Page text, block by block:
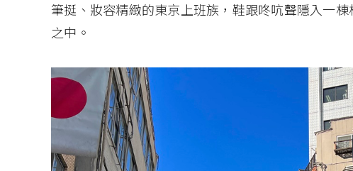
筆挺、妝容精緻的東京上班族，鞋跟咚吭聲隱入一
之中。